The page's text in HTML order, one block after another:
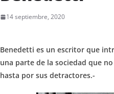
14 septiembre, 2020
Benedetti es un escritor que
una parte de la sociedad que
hasta por sus detractores.-